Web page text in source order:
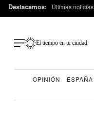
Destacamos: Últimas noticias
El tiempo en tu ciudad
OPINIÓN ESPAÑA